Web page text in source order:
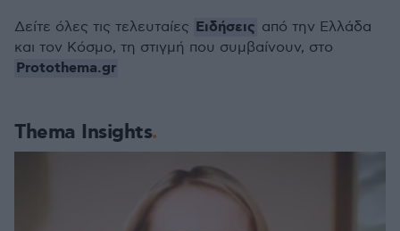
Thema Insights
Δείτε όλες τις τελευταίες Ειδήσεις από την Ελλάδα
και τον Κόσμο, τη στιγμή που συμβαίνουν, στο
Protothema.gr